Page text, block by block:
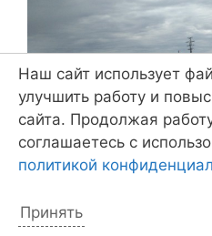
Наш сайт использует
улучшить работу и
сайта. Продолжая
соглашаетесь с
политикой
Принять